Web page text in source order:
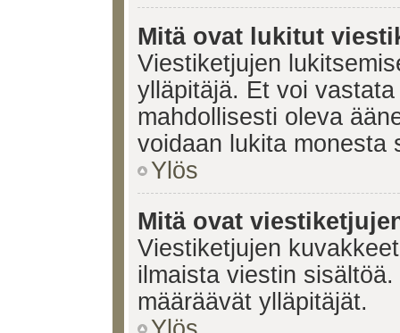
Mitä ovat lukitut
Viestiketjujen
ylläpitäjä. Et voi
mahdollisesti oleva
voidaan lukita monesta
Ylös
Mitä ovat
Viestiketjujen
ilmaista viestin
määräävät ylläpitäjät.